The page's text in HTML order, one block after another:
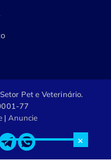
×
Pet e Veterinário.
77
| Anuncie